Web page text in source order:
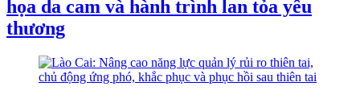
họa da cam và hành trình lan tỏa yêu
thương